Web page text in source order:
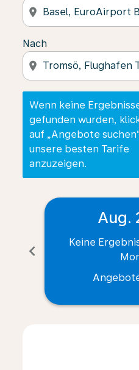
location_on
Nach
location_on
Wenn keine
gefunden wurden,
auf „Angebote
unsere besten Tarife
anzuzeigen.
chevron_left
Aug.
Keine